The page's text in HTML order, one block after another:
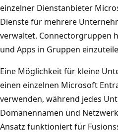
einzelner Dienstanbieter
Dienste für mehrere
verwaltet. Connectorgruppen
und Apps in Gruppen
Eine Möglichkeit für kleine
einen einzelnen Microsoft
verwenden, während jedes
Domänennamen und
Ansatz funktioniert für